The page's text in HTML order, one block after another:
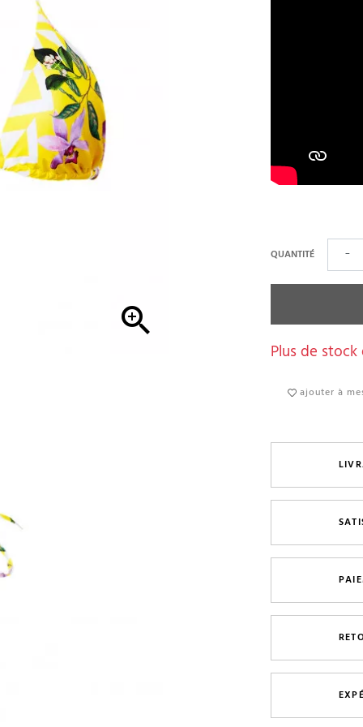

QUANTITÉ −
Plus de
ajouter à